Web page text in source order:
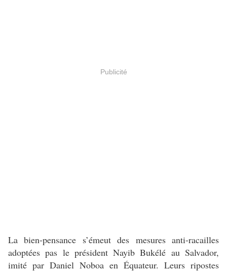
Publicité
La bien-pensance s’émeut des mesures anti-racailles
adoptées pas le président Nayib Bukélé au Salvador,
imité par Daniel Noboa en Équateur. Leurs ripostes